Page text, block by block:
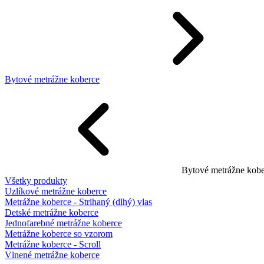
Bytové metrážne koberce
Bytové metrážne
Všetky produkty
Uzlíkové metrážne koberce
Metrážne koberce - Strihaný (dlhý) vlas
Detské metrážne koberce
Jednofarebné metrážne koberce
Metrážne koberce so vzorom
Metrážne koberce - Scroll
Vlnené metrážne koberce